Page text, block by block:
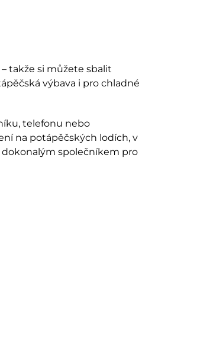
takže si můžete sbalit
výbava i pro chladné
telefonu nebo
na potápěčských lodích, v
dokonalým společníkem pro